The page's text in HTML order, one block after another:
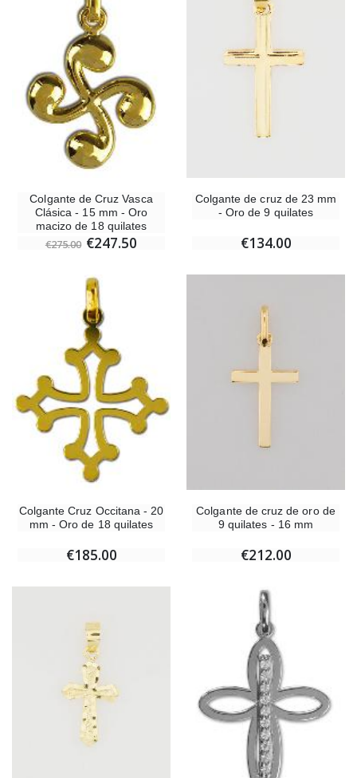
Colgante de Cruz Vasca
Clásica - 15 mm - Oro
macizo de 18 quilates
€275.00 €247.50
Colgante de cruz de 23 mm
- Oro de 9 quilates
€134.00
Colgante Cruz Occitana - 20
mm - Oro de 18 quilates
€185.00
Colgante de cruz de oro de
9 quilates - 16 mm
€212.00